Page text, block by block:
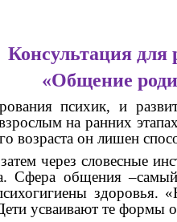
Консультация для
«Общение
психик, и
на ранних
возраста он лишен
через словесные
Сфера общения
здоровья.
усваивают те